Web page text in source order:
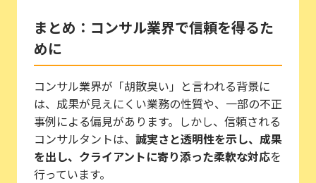
まとめ：コンサル業界で信頼を得るた
めに
コンサル業界が「胡散臭い」と言われる背景に
は、成果が見えにくい業務の性質や、一部の不正
事例による偏見があります。しかし、信頼される
コンサルタントは、 誠実さと透明性を示し、成果
を出し、クライアントに寄り添った柔軟な対応を
行っています。